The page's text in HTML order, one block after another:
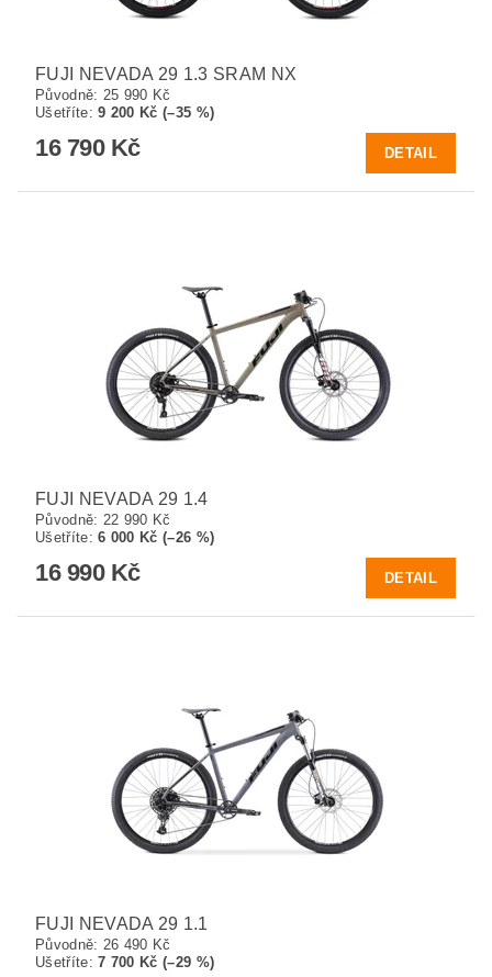
FUJI NEVADA 29 1.3 SRAM NX
Původně: 25 990 Kč
Ušetříte:9 200 Kč (–35 %)
16 790 Kč DETAIL
FUJI NEVADA 29 1.4
Původně: 22 990 Kč
Ušetříte:6 000 Kč (–26 %)
16 990 Kč DETAIL
FUJI NEVADA 29 1.1
Původně: 26 490 Kč
Ušetříte:7 700 Kč (–29 %)